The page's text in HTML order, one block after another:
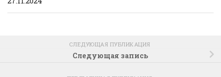
СЛЕДУЮЩАЯ ПУБЛИКАЦИЯ
Следующая запись